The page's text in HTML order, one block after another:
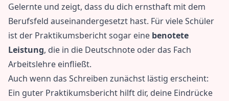
Gelernte und zeigt, dass du dich ernsthaft mit dem
Berufsfeld auseinandergesetzt hast. Für viele Schüler
ist der Praktikumsbericht sogar eine benotete
Leistung, die in die Deutschnote oder das Fach
Arbeitslehre einfließt.
Auch wenn das Schreiben zunächst lästig erscheint:
Ein guter Praktikumsbericht hilft dir, deine Eindrücke